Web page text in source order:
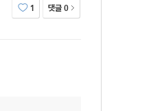
1 댓글 0